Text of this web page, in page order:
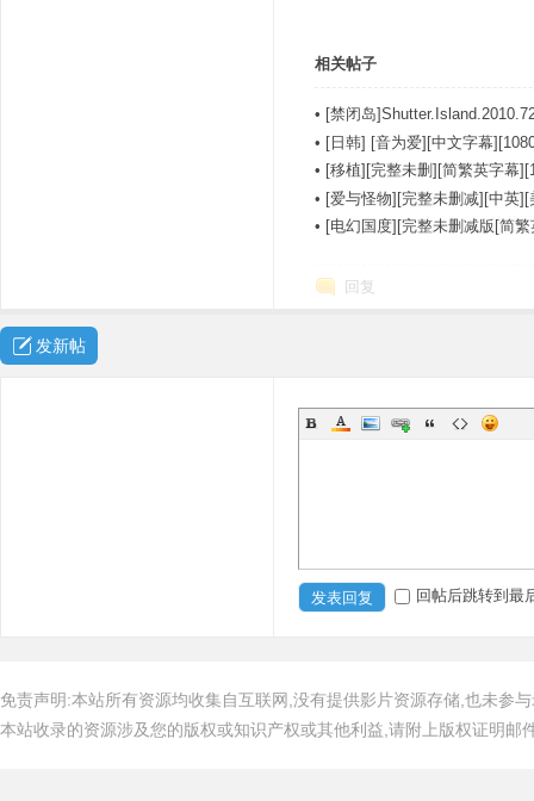
相关帖子
• [禁闭岛
• [日韩] [音为爱][中文字幕
• [移植][完整未删][简繁英字幕
• [爱与怪物][完整未删减][中英
• [电幻国度][完整未删减版[简
回复
发新帖
发表回复 回帖后跳转到最
免责声明:本站所有资源均收集自互联网,没有提供影片资源存储,也未参
本站收录的资源涉及您的版权或知识产权或其他利益,请附上版权证明